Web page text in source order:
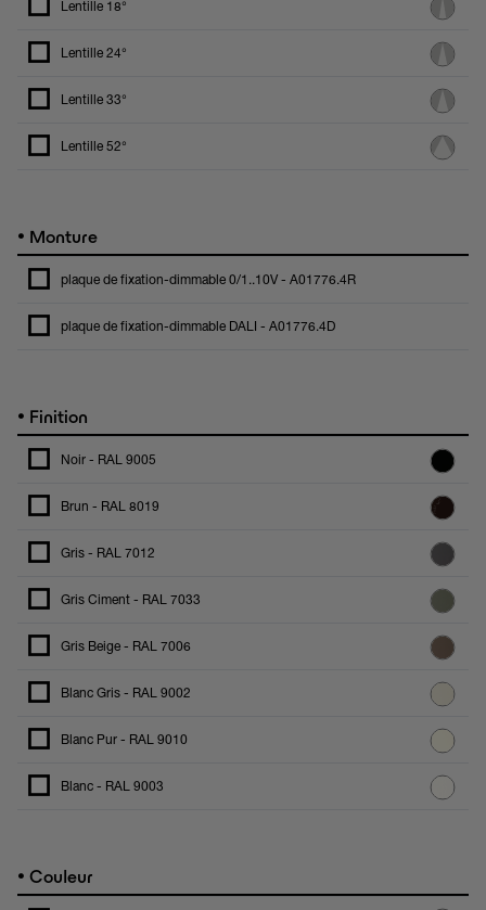
Lentille 18°
Lentille 24°
Lentille 33°
Lentille 52°
• Monture
plaque de fixation-dimmable 0/1..10V - A01776.4R
plaque de fixation-dimmable DALI - A01776.4D
• Finition
Noir - RAL 9005
Brun - RAL 8019
Gris - RAL 7012
Gris Ciment - RAL 7033
Gris Beige - RAL 7006
Blanc Gris - RAL 9002
Blanc Pur - RAL 9010
Blanc - RAL 9003
• Couleur